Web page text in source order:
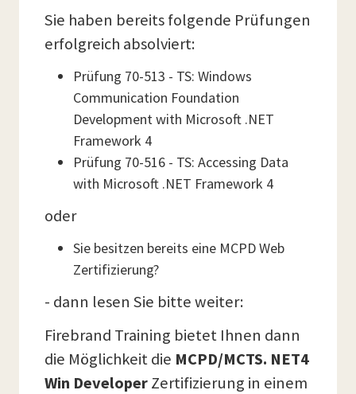
Sie haben bereits folgende Prüfungen
erfolgreich absolviert:
Prüfung 70-513 - TS: Windows
Communication Foundation
Development with Microsoft .NET
Framework 4
Prüfung 70-516 - TS: Accessing Data
with Microsoft .NET Framework 4
oder
Sie besitzen bereits eine MCPD Web
Zertifizierung?
- dann lesen Sie bitte weiter:
Firebrand Training bietet Ihnen dann
die Möglichkeit die MCPD/MCTS. NET4
Win DeveloperZertifizierung in einem